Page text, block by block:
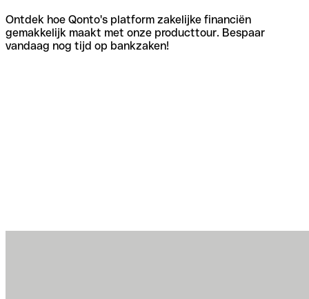
Ontdek hoe Qonto's platform zakelijke financiën
gemakkelijk maakt met onze producttour. Bespaar
vandaag nog tijd op bankzaken!